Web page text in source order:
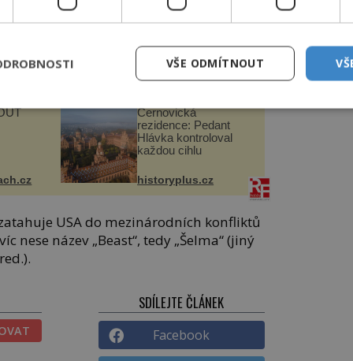
Utržený kus skály se
zastavil těsně před
ho boží síla?
enigmaplus.cz
Černovická
rezidence: Pedant
Hlávka kontroloval
každou cihlu
historyplus.cz
USA do mezinárodních konfliktů
nese název „Beast“, tedy „Šelma“ (jiný
SDÍLEJTE ČLÁNEK
Facebook
VŠE ODMÍTNOUT